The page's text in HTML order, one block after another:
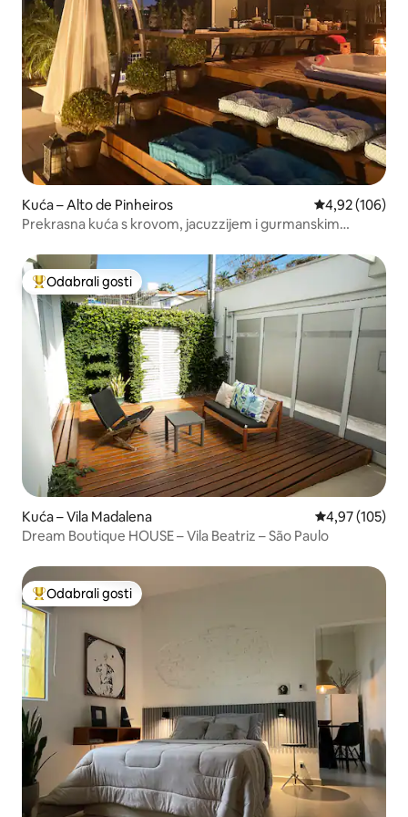
Kuća – Alto de Pinheiros Prosječna
4,92 (106)
Prekrasna kuća s krovom, jacuzzijem i gurmanskim
Među najviše rangiranima s oznakom „Odabrali gosti”
Odabrali gosti
Kuća – Vila Madalena Prosječna
4,97 (105)
Dream Boutique HOUSE – Vila Beatriz – São Paulo
Među najviše rangiranima s oznakom „Odabrali gosti”
Odabrali gosti